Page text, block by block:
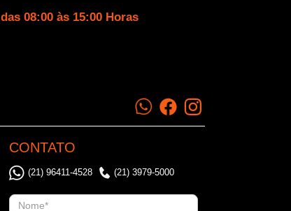
das 08:00 às 15:00 Horas
CONTATO
(21) 96411-4528 (21) 3979-5000